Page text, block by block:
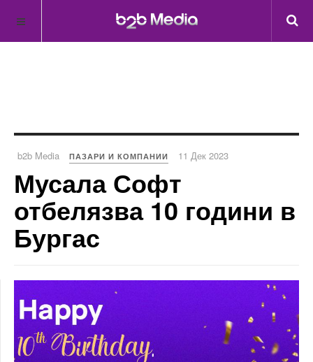
b2b Media ПАЗАРИ И КОМПАНИИ 11 Дек 2023
Мусала Софт
отбелязва 10 години в
Бургас